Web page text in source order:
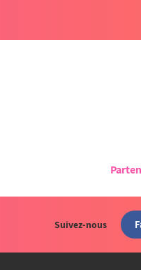
Suivez-nous